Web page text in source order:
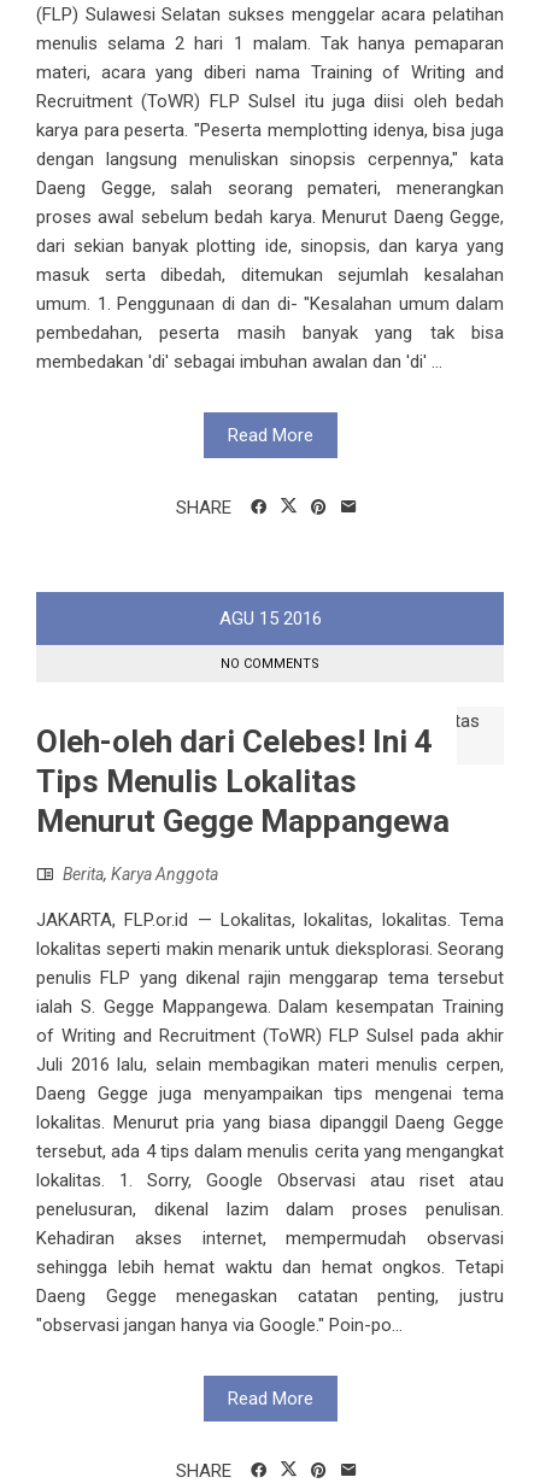
(FLP) Sulawesi Selatan sukses menggelar acara pelatihan
menulis selama 2 hari 1 malam. Tak hanya pemaparan
materi, acara yang diberi nama Training of Writing and
Recruitment (ToWR) FLP Sulsel itu juga diisi oleh bedah
karya para peserta. "Peserta memplotting idenya, bisa juga
dengan langsung menuliskan sinopsis cerpennya," kata
Daeng Gegge, salah seorang pemateri, menerangkan
proses awal sebelum bedah karya. Menurut Daeng Gegge,
dari sekian banyak plotting ide, sinopsis, dan karya yang
masuk serta dibedah, ditemukan sejumlah kesalahan
umum. 1. Penggunaan di dan di- "Kesalahan umum dalam
pembedahan, peserta masih banyak yang tak bisa
membedakan 'di' sebagai imbuhan awalan dan 'di' ...
Read More
SHARE
AGU 15 2016
NO COMMENTS
Oleh-oleh dari Celebes! Ini 4
Tips Menulis Lokalitas
Menurut Gegge Mappangewa
Berita, Karya Anggota
JAKARTA, FLP.or.id — Lokalitas, lokalitas, lokalitas. Tema
lokalitas seperti makin menarik untuk dieksplorasi. Seorang
penulis FLP yang dikenal rajin menggarap tema tersebut
ialah S. Gegge Mappangewa. Dalam kesempatan Training
of Writing and Recruitment (ToWR) FLP Sulsel pada akhir
Juli 2016 lalu, selain membagikan materi menulis cerpen,
Daeng Gegge juga menyampaikan tips mengenai tema
lokalitas. Menurut pria yang biasa dipanggil Daeng Gegge
tersebut, ada 4 tips dalam menulis cerita yang mengangkat
lokalitas. 1. Sorry, Google Observasi atau riset atau
penelusuran, dikenal lazim dalam proses penulisan.
Kehadiran akses internet, mempermudah observasi
sehingga lebih hemat waktu dan hemat ongkos. Tetapi
Daeng Gegge menegaskan catatan penting, justru
"observasi jangan hanya via Google." Poin-po...
Read More
SHARE